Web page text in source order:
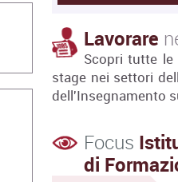
Lavorare
Scopri tutte
stage nei settori
dell'Insegnamento
Focus
di